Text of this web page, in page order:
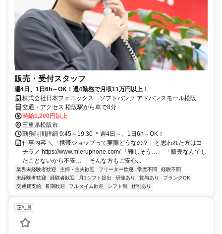
販売・受付スタッフ
週4日、1日6h～OK！週4勤務で月収11万円以上！
株式会社日本フェニックス ソフトバンク アドバンスモール松阪
交通・アクセス 松阪駅から車で8分
時給1,200円以上
三重県松阪市
勤務時間詳細 9:45～19:30 ＊週4日～、1日6h～OK！
仕事内容 ＼「携帯ショップって実際どうなの？」と思われた方はコ
チラ／ https://www.mieruphone.com/ 「難しそう…」 「販売なんてし
たことないから不安…」 そんな方もご安心...
業界未経験者歓迎 主婦・主夫歓迎 フリーター歓迎 学歴不問
経験不問
未経験者歓迎
経験者歓迎 月1シフト提出 研修あり 賞与あり
ブランクOK
交通費支給
長期歓迎 フルタイム歓迎 シフト制 社割あり
正社員